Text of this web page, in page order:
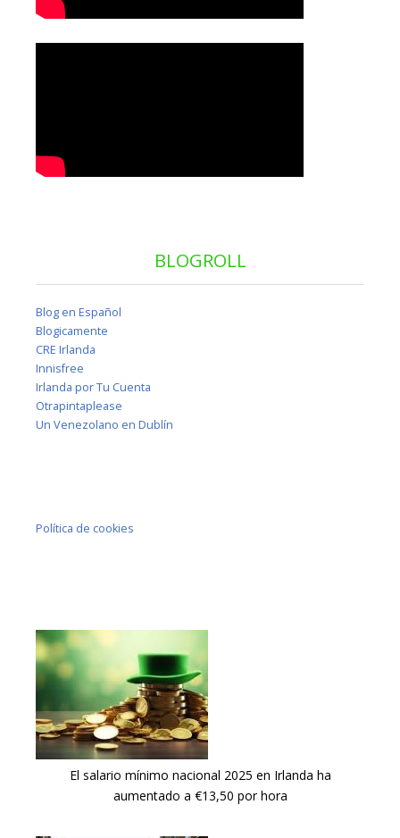
BLOGROLL
Blog en Español
Blogicamente
CRE Irlanda
Innisfree
Irlanda por Tu Cuenta
Otrapintaplease
Un Venezolano en Dublín
Política de cookies
El salario mínimo nacional 2025 en Irlanda ha
aumentado a €13,50 por hora